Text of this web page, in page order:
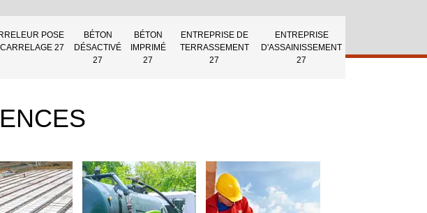
POSE
27
BÉTON
DÉSACTIVÉ
27
BÉTON
IMPRIMÉ
27
ENTREPRISE DE
TERRASSEMENT
27
ENTREPRISE
D'ASSAINISSEMENT
27